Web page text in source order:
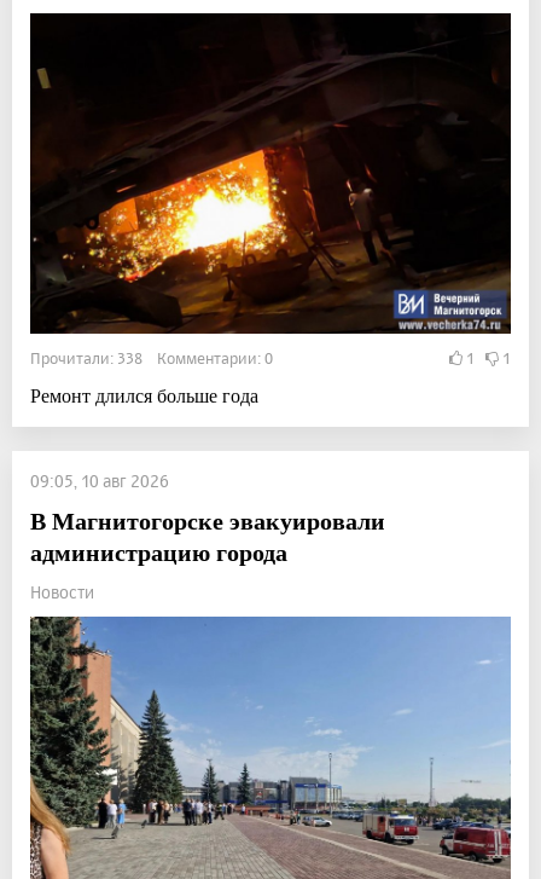
Прочитали: 338 Комментарии: 0 1 1
Ремонт длился больше года
09:05, 10 авг 2026
В Магнитогорске эвакуировали
администрацию города
Новости